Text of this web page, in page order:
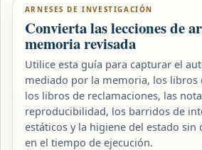
ARNESES DE INVESTIGACIÓN
Convierta las lecciones de
memoria revisada
Utilice esta guía para capturar el
mediado por la memoria, los libros
los libros de reclamaciones, las
reproducibilidad, los barridos de
estáticos y la higiene del estado sin
en el tiempo de ejecución.